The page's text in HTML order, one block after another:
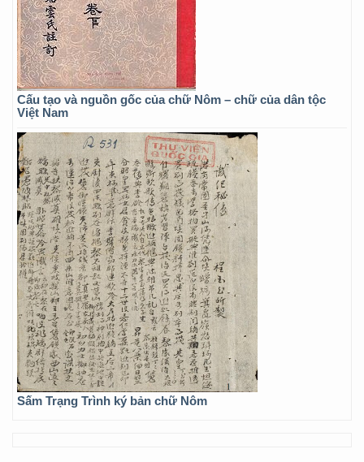
Cấu tạo và nguồn gốc của chữ Nôm – chữ của dân tộc
Việt Nam
Sấm Trạng Trình ký bản chữ Nôm